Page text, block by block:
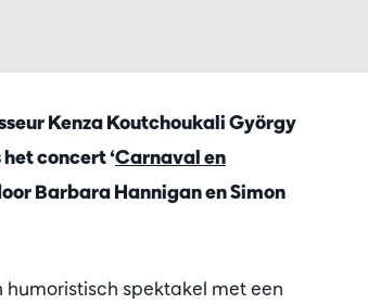
Kenza Koutchoukali György
concert ‘Carnaval en
Barbara Hannigan en Simon
spektakel met een